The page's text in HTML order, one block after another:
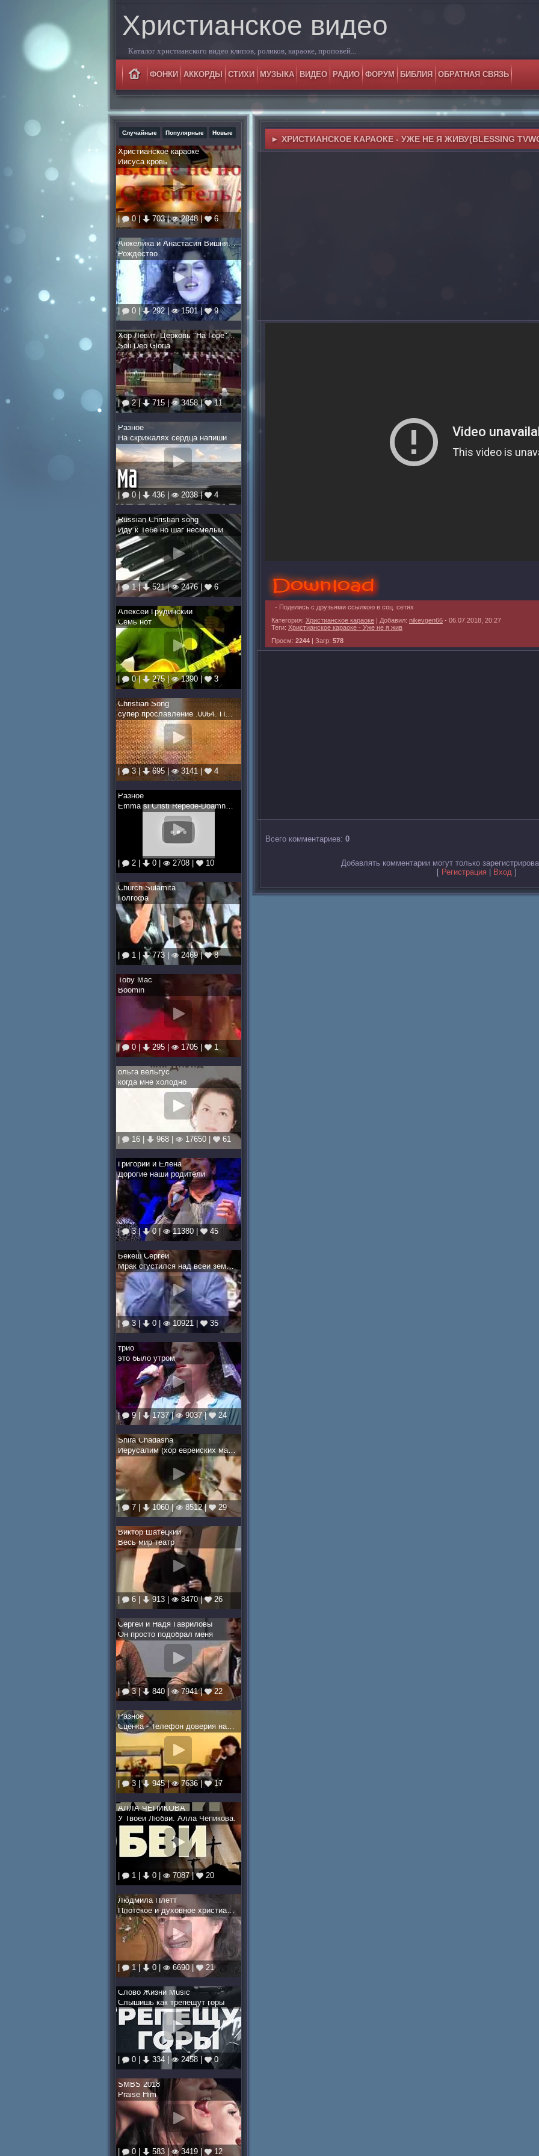
Христианское видео
Каталог христианского видео клипов, роликов, караоке, проповей...
ФОНКИ АККОРДЫ СТИХИ МУЗЫКА ВИДЕО РАДИО ФОРУМ БИБЛИЯ ОБРАТНАЯ СВЯЗЬ
Случайные Популярные Новые
Христианское караоке
Иисуса кровь
| 0 | 703 | 2848 | 6
Анжелика и Анастасия Вишня. авторы: Татьяна и Игорь Ворона
Рождество
| 0 | 292 | 1501 | 9
Хор Левит. Церковь "На Горе" г. Спокен
Soli Deo Gloria
| 2 | 715 | 3458 | 11
Разное
На скрижалях сердца напиши
0 | 436 | 2038 | 4
Russian Christian song
Иду к Тебе но шаг несмелый
| 1 | 521 | 2476 | 6
Алексей Грудинский
Семь нот
0 | 275 | 1390 | 3
Christian Song
супер прославление .0064. Посмотри на крест
| 3 | 695 | 3141 | 4
Разное
Emma si Cristi Repede-Doamne,Iti multumesc nespus
2 | 0 | 2708 | 10
Church Sulamita
Голгофа
1 | 773 | 2469 | 8
Toby Mac
Boomin
| 0 | 295 | 1705 | 1
ольга вельгус
когда мне холодно
16 | 968 | 17650 | 61
Григорий и Елена
Дорогие наши родители
| 3 | 0 | 11380 | 45
Бекеш Сергей
Мрак сгустился над всей землёй
3 | 0 | 10921 | 35
трио
это было утром
| 9 | 1737 | 9037 | 24
Shira Chadasha
Иерусалим (хор еврейских мальчиков)
| 7 | 1060 | 8512 | 29
Виктор Шатецкий
Весь мир театр
6 | 913 | 8470 | 26
Cергей и Надя Гавриловы
Он просто подобрал меня
| 3 | 840 | 7941 | 22
Разное
Сценка - Телефон доверия на Рождество
3 | 945 | 7636 | 17
АЛЛА ЧЕПИКОВА
У Твоей Любви. Алла Чепикова.
1 | 0 | 7087 | 20
Людмила Плетт
Плотское и духовное христианство
1 | 0 | 6690 | 21
Слово Жизни Music
Слышишь как трепещут горы
0 | 334 | 2458 | 0
SMBS 2018
Praise Him
0 | 583 | 3419 | 12
► ХРИСТИАНСКОЕ КАРАОКЕ - УЖЕ НЕ Я ЖИВУ(BLESSING
- Поделись с друзьями ссылкою в соц. сетях
Категория: Христианское караоке | Добавил: nikevgen66 - 06.07.2018, 20:27
Теги: Христианское караоке - Уже не я жив
Просм: 2244 | Загр: 578
Всего комментариев: 0
Добавлять комментарии могут только
[ Регистрация Вход]